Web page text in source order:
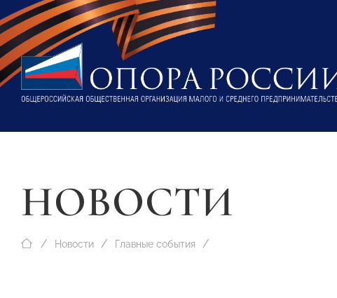
НОВОСТИ
Новости Главные события